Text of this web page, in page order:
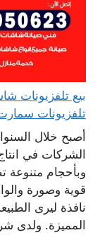
تلفزيونات
أصبح خلال
الشركات في
قوية وصورة
نافذة ليرى
المميزة. ولدى